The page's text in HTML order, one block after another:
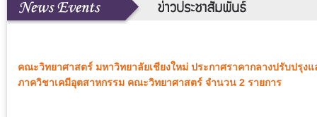
คณะวิทยาศาสตร์ มหาวิทยาลัยเชียงใหม่ ประกาศราคากลางปรับปรุง
ภาควิชาเคมีอุตสาหกรรม คณะวิทยาศาสตร์ จำนวน 2 รายการ